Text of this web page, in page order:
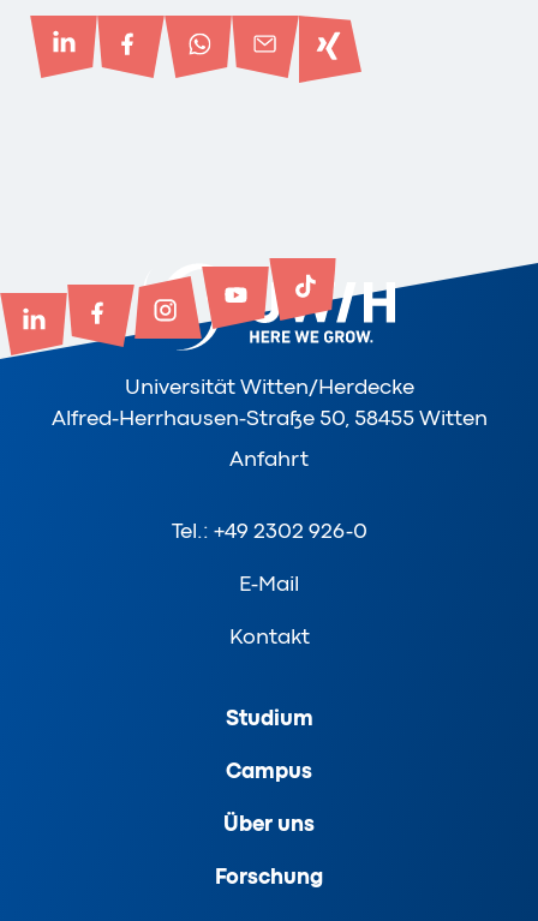
Universität Witten/Herdecke
Alfred-Herrhausen-Straße 50, 58455 Witten
Anfahrt
Tel.: +49 2302 926-0
E-Mail
Kontakt
Studium
Campus
Über uns
Forschung